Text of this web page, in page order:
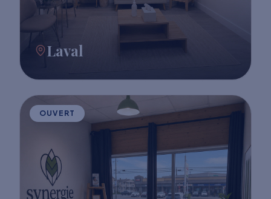
Laval
OUVERT